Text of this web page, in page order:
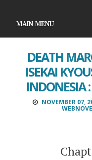
MAIN MENU
DEATH
ISEKAI
INDONESIA
NOVEMBER 07,